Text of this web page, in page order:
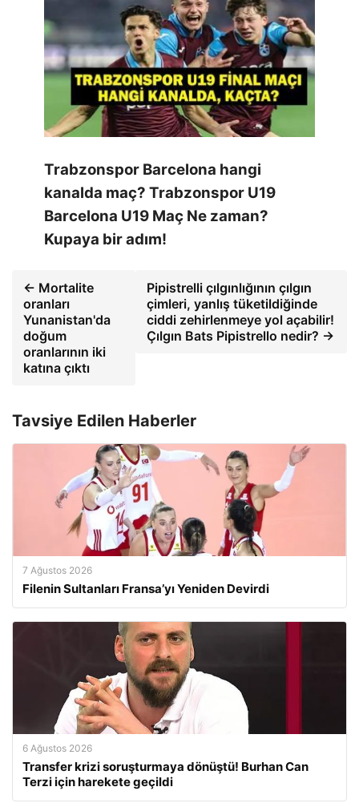
Trabzonspor Barcelona hangi
kanalda maç? Trabzonspor U19
Barcelona U19 Maç Ne zaman?
Kupaya bir adım!
← Mortalite
oranları
Yunanistan'da
doğum
oranlarının iki
katına çıktı
Pipistrelli çılgınlığının çılgın
çimleri, yanlış tüketildiğinde
ciddi zehirlenmeye yol açabilir!
Çılgın Bats Pipistrello nedir? →
Tavsiye Edilen Haberler
7 Ağustos 2026
Filenin Sultanları Fransa’yı Yeniden Devirdi
6 Ağustos 2026
Transfer krizi soruşturmaya dönüştü! Burhan Can
Terzi için harekete geçildi